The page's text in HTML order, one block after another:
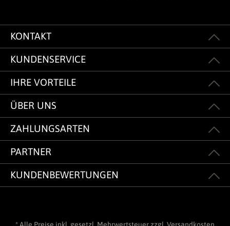
KONTAKT
KUNDENSERVICE
IHRE VORTEILE
ÜBER UNS
ZAHLUNGSARTEN
PARTNER
KUNDENBEWERTUNGEN